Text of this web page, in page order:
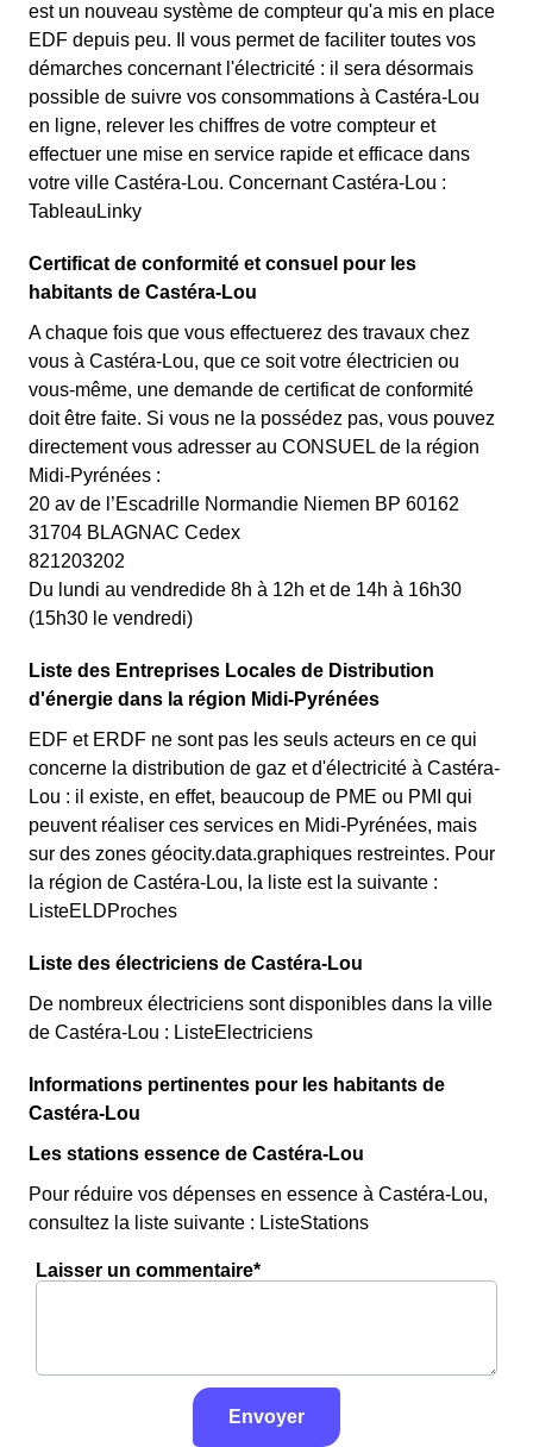
est un nouveau système de compteur qu'a mis en place
EDF depuis peu. Il vous permet de faciliter toutes vos
démarches concernant l'électricité : il sera désormais
possible de suivre vos consommations à Castéra-Lou
en ligne, relever les chiffres de votre compteur et
effectuer une mise en service rapide et efficace dans
votre ville Castéra-Lou. Concernant Castéra-Lou :
TableauLinky
Certificat de conformité et consuel pour les
habitants de Castéra-Lou
A chaque fois que vous effectuerez des travaux chez
vous à Castéra-Lou, que ce soit votre électricien ou
vous-même, une demande de certificat de conformité
doit être faite. Si vous ne la possédez pas, vous pouvez
directement vous adresser au CONSUEL de la région
Midi-Pyrénées :
20 av de l’Escadrille Normandie Niemen BP 60162
31704 BLAGNAC Cedex
821203202
Du lundi au vendredide 8h à 12h et de 14h à 16h30
(15h30 le vendredi)
Liste des Entreprises Locales de Distribution
d'énergie dans la région Midi-Pyrénées
EDF et ERDF ne sont pas les seuls acteurs en ce qui
concerne la distribution de gaz et d'électricité à Castéra-
Lou : il existe, en effet, beaucoup de PME ou PMI qui
peuvent réaliser ces services en Midi-Pyrénées, mais
sur des zones géocity.data.graphiques restreintes. Pour
la région de Castéra-Lou, la liste est la suivante :
ListeELDProches
Liste des électriciens de Castéra-Lou
De nombreux électriciens sont disponibles dans la ville
de Castéra-Lou : ListeElectriciens
Informations pertinentes pour les habitants de
Castéra-Lou
Les stations essence de Castéra-Lou
Pour réduire vos dépenses en essence à Castéra-Lou,
consultez la liste suivante : ListeStations
Laisser un commentaire*
Envoyer